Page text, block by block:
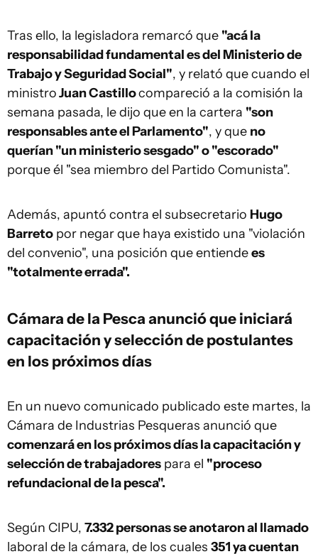
Tras ello, la legisladora remarcó que "acá la
responsabilidad fundamental es del Ministerio de
Trabajo y Seguridad Social", y relató que cuando el
ministroJuan Castillocompareció a la comisión la
semana pasada, le dijo que en la cartera "son
responsables ante el Parlamento", y que no
querían "un ministerio sesgado" o "escorado"
porque él "sea miembro del Partido Comunista".
Además, apuntó contra el subsecretario Hugo
Barreto por negar que haya existido una "violación
del convenio", una posición que entiendees
"totalmente errada".
Cámara de la Pesca anunció que iniciará
capacitación y selección de postulantes
en los próximos días
En un nuevo comunicado publicado este martes, la
Cámara de Industrias Pesqueras anunció que
comenzará en los próximos días la capacitación y
selección de trabajadores para el "proceso
refundacional de la pesca".
Según CIPU, 7.332 personas se anotaron al llamado
laboral de la cámara, de los cuales 351 ya cuentan